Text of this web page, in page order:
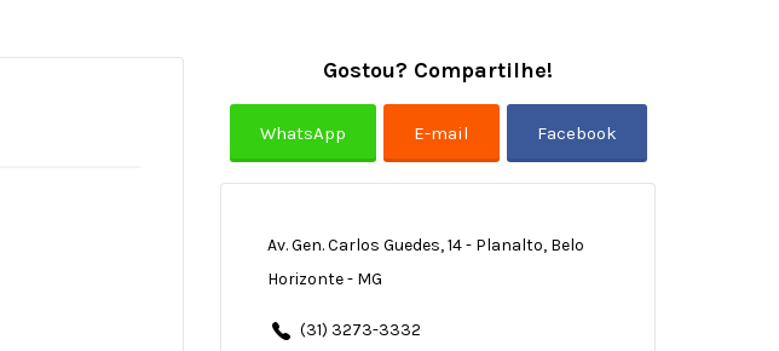
Gostou? Compartilhe!
Av. Gen. Carlos Guedes, 14 - Planalto, Belo
Horizonte - MG
(31) 3273-3332